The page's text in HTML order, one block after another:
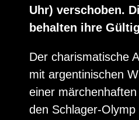
Uhr) verschoben.
behalten ihre
Der charismatische
mit argentinischen
einer
den Schlager-